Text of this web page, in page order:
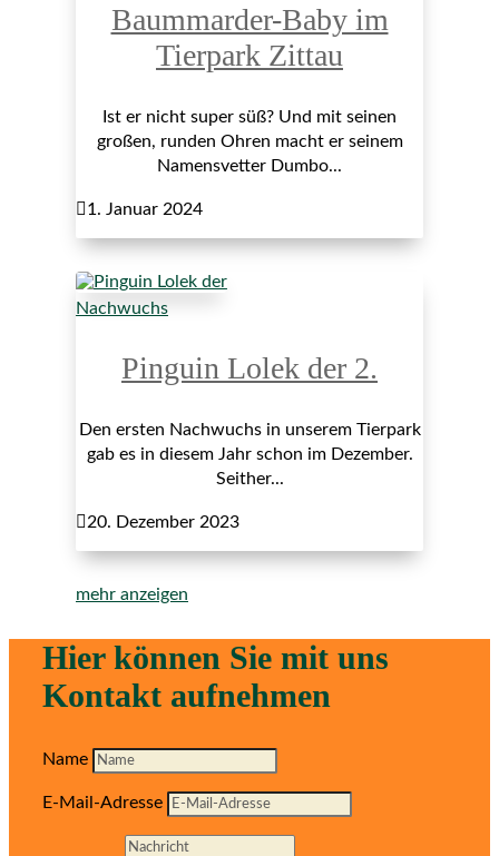
Baummarder-Baby im
Tierpark Zittau
Ist er nicht super süß? Und mit seinen
großen, runden Ohren macht er seinem
Namensvetter Dumbo...
1. Januar 2024
Nachwuchs
Pinguin Lolek der 2.
Den ersten Nachwuchs in unserem Tierpark
gab es in diesem Jahr schon im Dezember.
Seither...
20. Dezember 2023
mehr anzeigen
Hier können Sie mit uns
Kontakt aufnehmen
Name
E-Mail-Adresse